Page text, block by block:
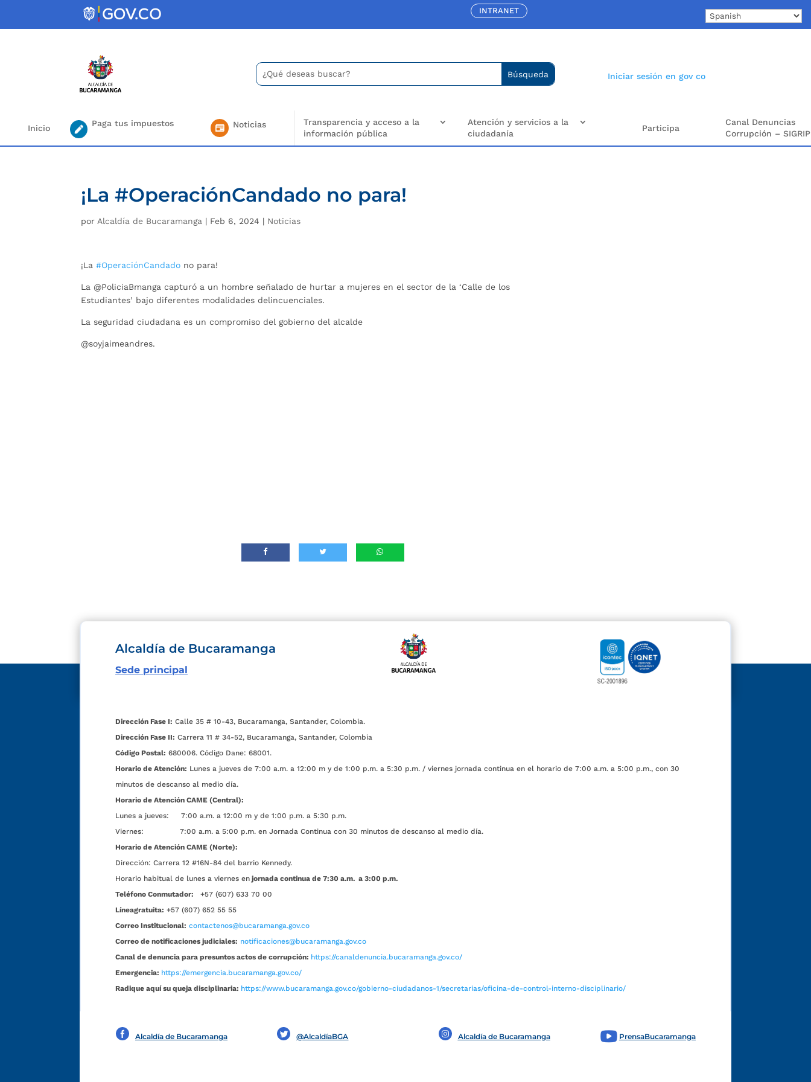
INTRANET
Buscar:
Search
for...
Iniciar sesión en gov co
Inicio Paga tus impuestos Noticias
Transparencia y acceso a la
información pública
Atención y servicios a la
ciudadanía
Participa
Canal Denuncias
Corrupción – SIGRIP
¡La #OperaciónCandado no para!
por Alcaldía de Bucaramanga | Feb 6, 2024 | Noticias
¡La#OperaciónCandado no para!
La @PoliciaBmanga capturó a un hombre señalado de hurtar a mujeres en el sector de la ‘Calle de los
Estudiantes’ bajo diferentes modalidades delincuenciales.
La seguridad ciudadana es un compromiso del gobierno del alcalde
@soyjaimeandres.
Alcaldía de Bucaramanga
Sede principal
Dirección Fase I: Calle 35 # 10-43, Bucaramanga, Santander, Colombia.
Dirección Fase II: Carrera 11 # 34-52, Bucaramanga, Santander, Colombia
Código Postal: 680006. Código Dane: 68001.
Horario de Atención: Lunes a jueves de 7:00 a.m. a 12:00 m y de 1:00 p.m. a 5:30 p.m. / viernes jornada continua en el horario de 7:00 a.m. a 5:00 p.m., con 30
minutos de descanso al medio día.
Horario de Atención CAME (Central):
Lunes a jueves: 7:00 a.m. a 12:00 m y de 1:00 p.m. a 5:30 p.m.
Viernes: 7:00 a.m. a 5:00 p.m. en Jornada Continua con 30 minutos de descanso al medio día.
Horario de Atención CAME (Norte):
Dirección: Carrera 12 #16N-84 del barrio Kennedy.
Horario habitual de lunes a viernes en jornada continua de 7:30 a.m. a 3:00 p.m.
Teléfono Conmutador:
+57 (607) 633 70 00
Líneagratuita: +57 (607) 652 55 55
Correo Institucional: contactenos@bucaramanga.gov.co
Correo de notificaciones judiciales: notificaciones@bucaramanga.gov.co
Canal de denuncia para presuntos actos de corrupción: https://canaldenuncia.bucaramanga.gov.co/
Emergencia: https://emergencia.bucaramanga.gov.co/
Radique aquí su queja disciplinaria: https://www.bucaramanga.gov.co/gobierno-ciudadanos-1/secretarias/oficina-de-control-interno-disciplinario/
Alcaldía de Bucaramanga @AlcaldíaBGA Alcaldía de Bucaramanga PrensaBucaramanga